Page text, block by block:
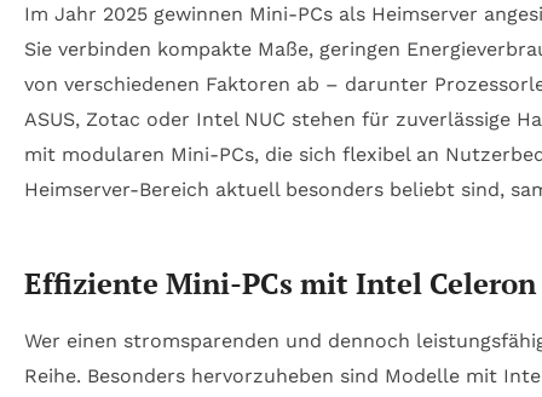
Im Jahr 2025 gewinnen Mini-PCs als Heimserver
Sie verbinden kompakte Maße, geringen
von verschiedenen Faktoren ab – darunter
ASUS, Zotac oder Intel NUC stehen für zuverlässige
mit modularen Mini-PCs, die sich flexibel an
Heimserver-Bereich aktuell besonders beliebt sind,
Effiziente Mini-PCs mit Intel
Wer einen stromsparenden und dennoch
Reihe. Besonders hervorzuheben sind Modelle mit